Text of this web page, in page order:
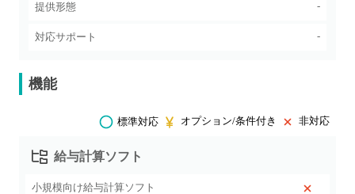
提供形態 -
対応サポート -
機能
標準対応 オプション/条件付き 非対応
給与計算ソフト
小規模向け給与計算ソフト